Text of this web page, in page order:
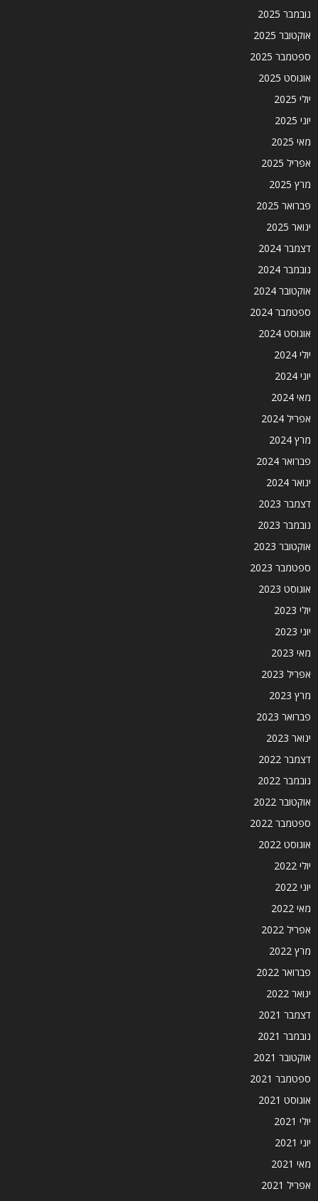
נובמבר 2025
אוקטובר 2025
ספטמבר 2025
אוגוסט 2025
יולי 2025
יוני 2025
מאי 2025
אפריל 2025
מרץ 2025
פברואר 2025
ינואר 2025
דצמבר 2024
נובמבר 2024
אוקטובר 2024
ספטמבר 2024
אוגוסט 2024
יולי 2024
יוני 2024
מאי 2024
אפריל 2024
מרץ 2024
פברואר 2024
ינואר 2024
דצמבר 2023
נובמבר 2023
אוקטובר 2023
ספטמבר 2023
אוגוסט 2023
יולי 2023
יוני 2023
מאי 2023
אפריל 2023
מרץ 2023
פברואר 2023
ינואר 2023
דצמבר 2022
נובמבר 2022
אוקטובר 2022
ספטמבר 2022
אוגוסט 2022
יולי 2022
יוני 2022
מאי 2022
אפריל 2022
מרץ 2022
פברואר 2022
ינואר 2022
דצמבר 2021
נובמבר 2021
אוקטובר 2021
ספטמבר 2021
אוגוסט 2021
יולי 2021
יוני 2021
מאי 2021
אפריל 2021